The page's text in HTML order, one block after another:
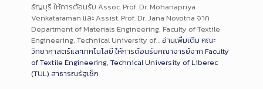
ธัญบุรี ให้การต้อนรับ Assoc. Prof. Dr. Mohanapriya
Venkataraman และ Assist. Prof. Dr. Jana Novotna จาก
Department of Materials Engineering, Faculty of Textile
Engineering, Technical University of…อ่านเพิ่มเติม คณะ
วิทยาศาสตร์และเทคโนโลยี ให้การต้อนรับคณาจารย์จาก Faculty
of Textile Engineering, Technical University of Liberec
(TUL) สาธารณรัฐเช็ก